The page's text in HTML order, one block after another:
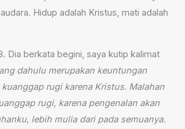
Hidup adalah Kristus, mati adalah
Dia berkata begini, saya kutip kalimat
dahulu merupakan keuntungan
rugi karena Kristus. Malahan
rugi, karena pengenalan akan
lebih mulia dari pada semuanya.